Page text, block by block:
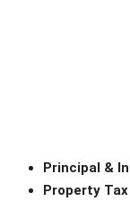
Principal &
Property Tax